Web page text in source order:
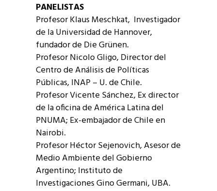
PANELISTAS
Profesor Klaus Meschkat, Investigador
de la Universidad de Hannover,
fundador de Die Grünen.
Profesor Nicolo Gligo, Director del
Centro de Análisis de Políticas
Públicas, INAP – U. de Chile.
Profesor Vicente Sánchez, Ex director
de la oficina de América Latina del
PNUMA; Ex-embajador de Chile en
Nairobi.
Profesor Héctor Sejenovich, Asesor de
Medio Ambiente del Gobierno
Argentino; Instituto de
Investigaciones Gino Germani, UBA.